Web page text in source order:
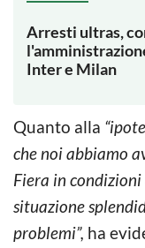
Arresti ultras,
Inter e Milan
Quanto alla
che noi abbiamo
Fiera in condizioni
situazione
problemi”, ha